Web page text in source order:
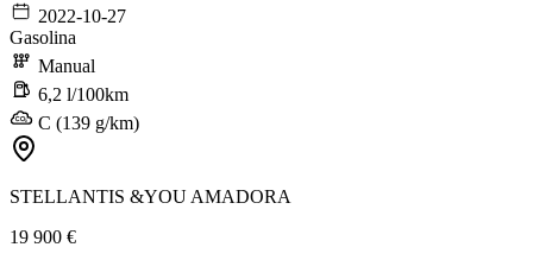
2022-10-27
Gasolina
Manual
6,2 l/100km
C (139 g/km)
STELLANTIS &YOU AMADORA
19 900 €